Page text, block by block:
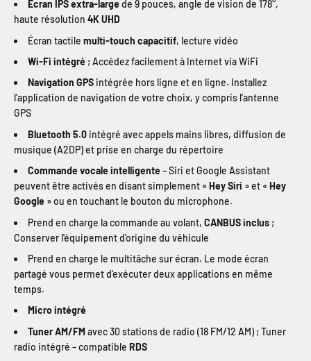
Écran IPS extra-large de 9 pouces, angle de vision de 178°,
haute résolution 4K UHD
Écran tactile multi-touch capacitif, lecture vidéo
Wi-Fi intégré ; Accédez facilement à Internet via WiFi
Navigation GPS intégrée hors ligne et en ligne. Installez
l'application de navigation de votre choix, y compris l'antenne
GPS
Bluetooth 5.0 intégré avec appels mains libres, diffusion de
musique (A2DP) et prise en charge du répertoire
Commande vocale intelligente – Siri et Google Assistant
peuvent être activés en disant simplement « Hey Siri » et « Hey
Google » ou en touchant le bouton du microphone.
Prend en charge la commande au volant, CANBUS inclus ;
Conserver l'équipement d'origine du véhicule
Prend en charge le multitâche sur écran. Le mode écran
partagé vous permet d'exécuter deux applications en même
temps.
Micro intégré
Tuner AM/FMavec 30 stations de radio (18 FM/12 AM) ; Tuner
radio intégré – compatible RDS